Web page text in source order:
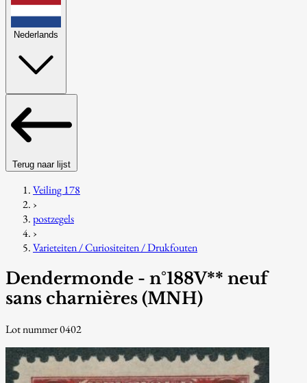
Nederlands
Terug naar lijst
Veiling 178
›
postzegels
›
Varieteiten / Curiositeiten / Drukfouten
Dendermonde - n°188V** neuf
sans charnières (MNH)
Lot nummer 0402